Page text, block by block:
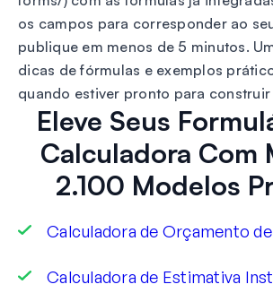
os campos para corresponder ao
publique em menos de 5 minutos.
dicas de fórmulas e exemplos
quando estiver pronto para construir
Eleve Seus
Calculadora Com
2.100 Modelos
Calculadora de Orçamento
Calculadora de Estimativa